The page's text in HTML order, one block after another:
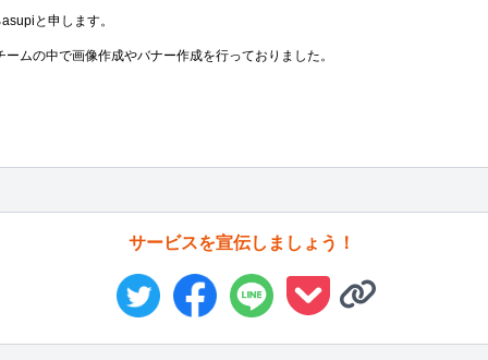
と申します。
ムの中で画像作成やバナー作成を行っておりました。
サービスを宣伝しましょう！